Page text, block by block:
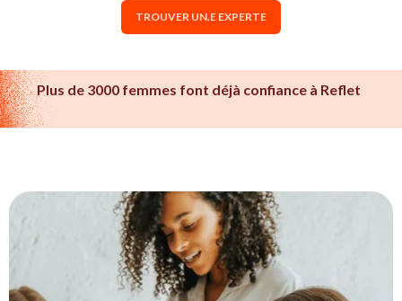
TROUVER UN.E EXPERTE
Plus de 3000 femmes font déjà confiance à Reflet